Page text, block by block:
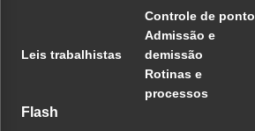
Leis trabalhistas
Controle de ponto
Admissão e
demissão
Rotinas e
processos
Flash